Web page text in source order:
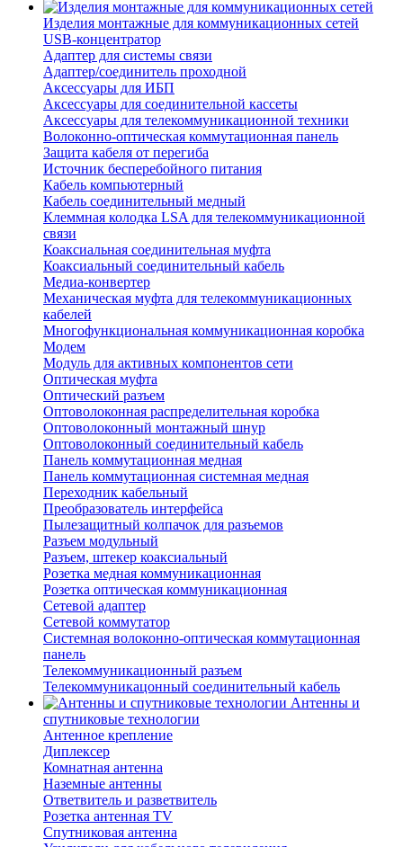
Изделия монтажные для коммуникационных сетей
USB-концентратор
Адаптер для системы связи
Адаптер/соединитель проходной
Аксессуары для ИБП
Аксессуары для соединительной кассеты
Аксессуары для телекоммуникационной техники
Волоконно-оптическая коммутационная панель
Защита кабеля от перегиба
Источник бесперебойного питания
Кабель компьютерный
Кабель соединительный медный
Клеммная колодка LSA для телекоммуникационной
связи
Коаксиальная соединительная муфта
Коаксиальный соединительный кабель
Медиа-конвертер
Механическая муфта для телекоммуникационных
кабелей
Многофункциональная коммуникационная коробка
Модем
Модуль для активных компонентов сети
Оптическая муфта
Оптический разъем
Оптоволоконная распределительная коробка
Оптоволоконный монтажный шнур
Оптоволоконный соединительный кабель
Панель коммутационная медная
Панель коммутационная системная медная
Переходник кабельный
Преобразователь интерфейса
Пылезащитный колпачок для разъемов
Разъем модульный
Разъем, штекер коаксиальный
Розетка медная коммуникационная
Розетка оптическая коммуникационная
Сетевой адаптер
Сетевой коммутатор
Системная волоконно-оптическая коммутационная
панель
Телекоммуникационный разъем
Телекоммуникацонный соединительный кабель
Антенны и
спутниковые технологии
Антенное крепление
Диплексер
Комнатная антенна
Наземные антенны
Ответвитель и разветвитель
Розетка антенная TV
Спутниковая антенна